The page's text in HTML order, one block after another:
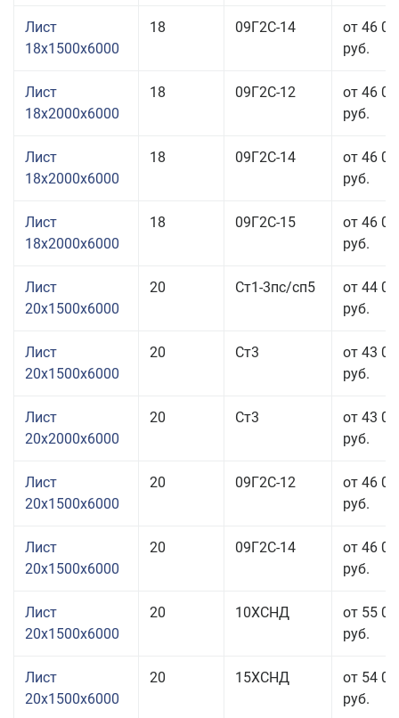
Лист
18x1500x6000
18 09Г2С-14
от 46
руб.
Лист
18x2000x6000
18 09Г2С-12
от 46
руб.
Лист
18x2000x6000
18 09Г2С-14
от 46
руб.
Лист
18x2000x6000
18 09Г2С-15
от 46
руб.
Лист
20x1500x6000
20 Ст1-3пс/сп5
от 44
руб.
Лист
20x1500x6000
20 Ст3
от 43
руб.
Лист
20x2000x6000
20 Ст3
от 43
руб.
Лист
20x1500x6000
20 09Г2С-12
от 46
руб.
Лист
20x1500x6000
20 09Г2С-14
от 46
руб.
Лист
20x1500x6000
20 10ХСНД
от 55
руб.
Лист
20x1500x6000
20 15ХСНД
от 54
руб.